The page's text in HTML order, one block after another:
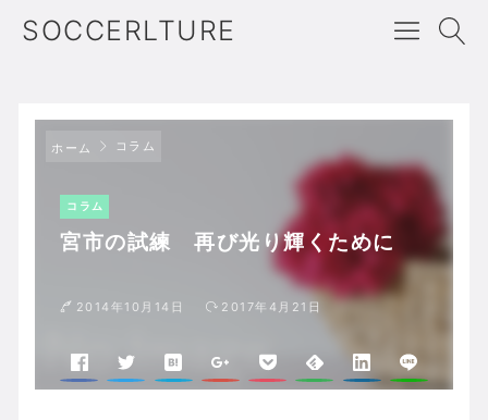
SOCCERLTURE
ホーム コラム
コラム
宮市の試練 再び光り輝くために
2014年10月14日 2017年4月21日